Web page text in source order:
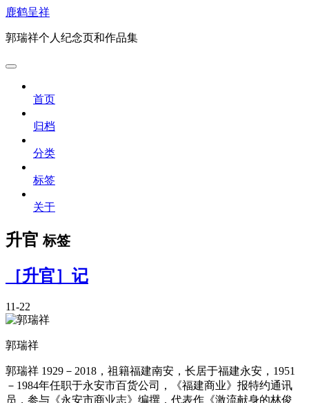
鹿鹤呈祥
郭瑞祥个人纪念页和作品集
首页
归档
分类
标签
关于
升官标签
［升官］记
11-22
郭瑞祥
郭瑞祥 1929－2018，祖籍福建南安，长居于福建永安，1951
－1984年任职于永安市百货公司，《福建商业》报特约通讯
员，参与《永安市商业志》编撰，代表作《激流献身的林俊